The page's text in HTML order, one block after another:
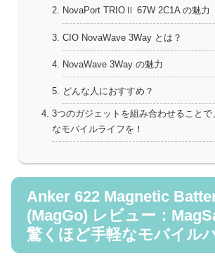
NovaPort TRIOⅡ 67W 2C1A の魅力
CIO NovaWave 3Way とは？
NovaWave 3Way の魅力
どんな人におすすめ？
3つのガジェットを組み合わせることで
なモバイルライフを！
Anker 622 Magnetic
(MagGo) レビュー：
驚くほど手軽なモバイル